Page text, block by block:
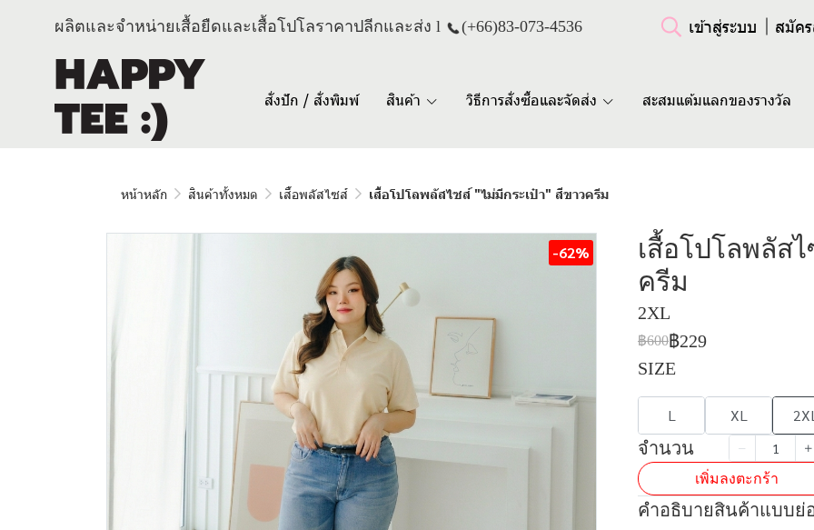
ผลิตและจำหน่ายเสื้อยืดและเสื้อโปโลราคาปลีกและส่ง l (+66)83-073-4536 เข้าสู่ระบบ สมัค
สั่งปัก / สั่งพิมพ์ สินค้า วิธีการสั่งซื้อและจัดส่ง สะสมแต้มแลกของรางวัล
หน้าหลัก สินค้าทั้งหมด เสื้อพลัสไซส์ เสื้อโปโลพลัสไซส์ "ไม่มีกระเป๋า" สีขาวครีม
-62%
เสื้อโปโลพลัส
ครีม
2XL
฿600฿229
SIZE
L XL
จำนวน
เพิ่มลงตะกร้า
คำอธิบายสินค้าแบบย่